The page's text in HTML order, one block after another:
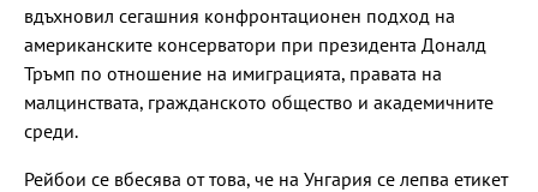
вдъхновил сегашния конфронтационен подход на
американските консерватори при президента Доналд
Тръмп по отношение на имиграцията, правата на
малцинствата, гражданското общество и академичните
среди.
Рейбои се вбесява от това, че на Унгария се лепва етикет